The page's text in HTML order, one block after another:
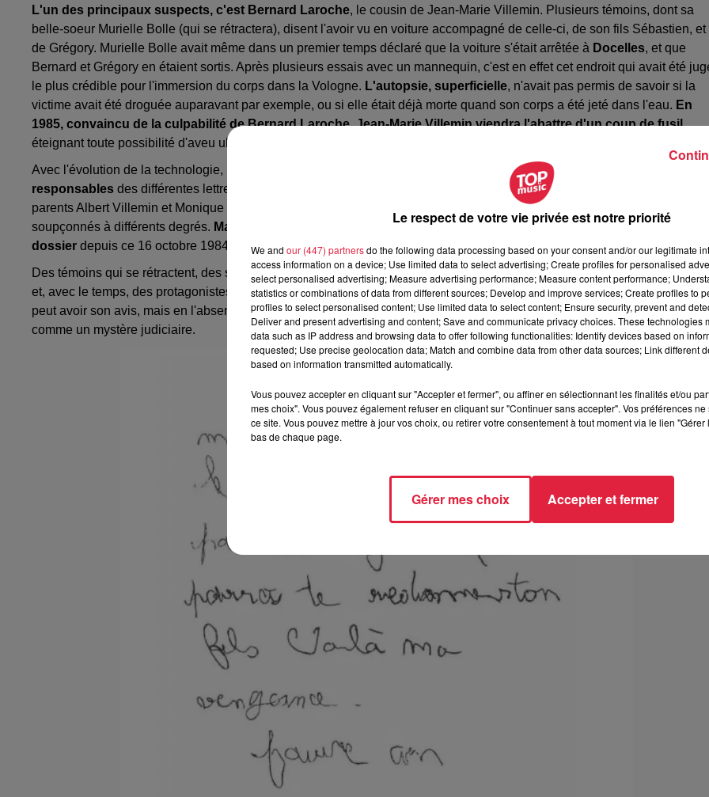
L'un des principaux suspects, c'est Bernard Laroche, le cousin de Jean-Marie Villemin. Plusieurs témoins, dont sa
belle-soeur Murielle Bolle (qui se rétractera), disent l'avoir vu en voiture accompagné de celle-ci, de son fils Sébastien, et
de Grégory. Murielle Bolle avait même dans un premier temps déclaré que la voiture s'était arrêtée à Docelles, et que
Bernard et Grégory en étaient sortis. Après plusieurs essais avec un mannequin, c'est en effet cet endroit qui avait été
le plus crédible pour l'immersion du corps dans la Vologne. L'autopsie, superficielle, n'avait pas permis de savoir si la
victime avait été droguée auparavant par exemple, ou si elle était déjà morte quand son corps a été jeté dans l'eau. En
1985, convaincu de la culpabilité de Bernard Laroche, Jean-Marie Villemin viendra l'abattre d'un coup de fusil,
éteignant toute possibilité d'aveu ultérieur. Il sera plus tard
Avec l'évolution de la technologie, l
es enquêteurs estiment en 2024 que plusieurs personnes pourraient être
responsables des différentes lettres anonymes, relançant la théorie d'un complot familial. Au fil des décennies, les grands
parents Albert Villemin et Monique Jacob, grand-oncle ou grande-tante - Marcel et Jacqueline Jacob - vont tous être
soupçonnés à différents degrés. Mais certains ADN relevés ne correspondent à aucun des 150 profils versés au
dossier depuis ce 16 octobre 1984.
Des témoins qui se rétractent, des scènes inavouables, un juge d'instruction pointé du doigt, des mises en examen
et, avec le temps, des protagonistes qui disparaissent...L'affaire Grégroy ne livrera peut-être jamais sa vérité. Chacun
peut avoir son avis, mais en l'absence de preuve irréfutable ou d'aveux sincères, la mort de ce petit garçon de 4 ans
comme un mystère judiciaire.
Le respect de votre vie privée est notre priorité
We and our (447) partnersdo the following data processing based on your consent and/or our legitimate
access information on a device; Use limited data to select advertising; Create profiles for personalised
select personalised advertising; Measure advertising performance; Measure content performance;
statistics or combinations of data from different sources; Develop and improve services; Create profiles to
profiles to select personalised content; Use limited data to select content; Ensure security, prevent and
Deliver and present advertising and content; Save and communicate privacy choices. These technologies
data such as IP address and browsing data to offer following functionalities: Identify devices based on
requested; Use precise geolocation data; Match and combine data from other data sources; Link different
based on information transmitted automatically.
Vous pouvez accepter en cliquant sur "Accepter et fermer", ou affiner en sélectionnant les finalités et/ou
mes choix". Vous pouvez également refuser en cliquant sur "Continuer sans accepter". Vos préférences
ce site. Vous pouvez mettre à jour vos choix, ou retirer votre consentement à tout moment via le lien
bas de chaque page.
Gérer mes choix Accepter et fermer